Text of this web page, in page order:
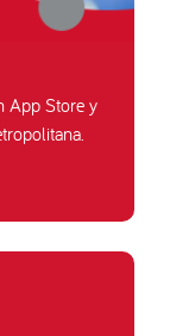
App Store y